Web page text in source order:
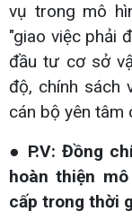
vụ trong mô
"giao việc phải
đầu tư cơ sở
độ, chính sách
cán bộ yên tâm
● P.V: Đồng
hoàn thiện
cấp trong thời